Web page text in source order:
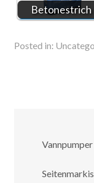
Betonestrich
Posted in: